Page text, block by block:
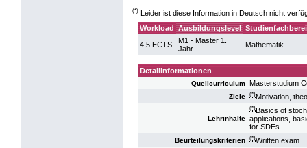
(*) Leider ist diese Information in Deutsch nicht
Workload Ausbildungslevel
4,5 ECTS
M1 - Master 1.
Jahr
Mathematik
Detailinformationen
Quellcurriculum Masterstudium
Ziele (*)Motivation,
Lehrinhalte
(*)Basics of
applications,
for SDEs.
Beurteilungskriterien (*)Written exam